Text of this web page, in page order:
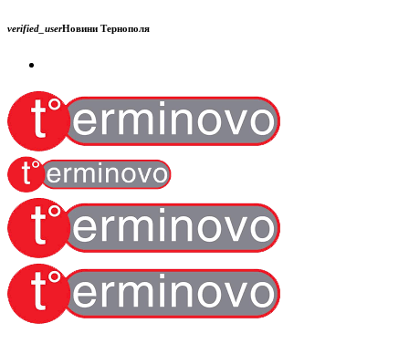
verified_userНовини Тернополя